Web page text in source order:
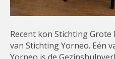
Recent kon Stichting
van Stichting Yorneo. Eén